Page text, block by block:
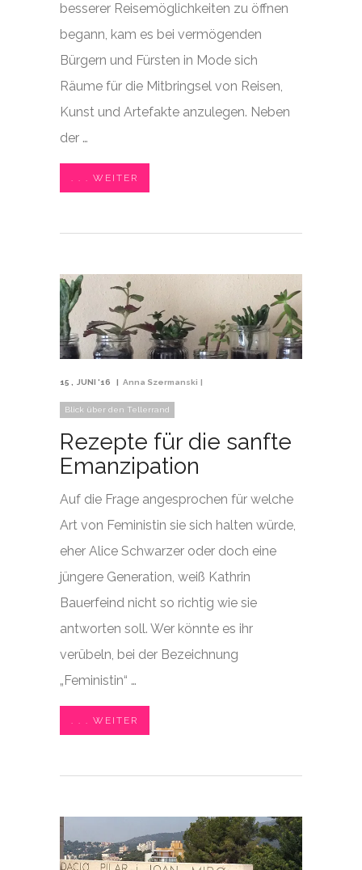
besserer Reisemöglichkeiten zu öffnen
begann, kam es bei vermögenden
Bürgern und Fürsten in Mode sich
Räume für die Mitbringsel von Reisen,
Kunst und Artefakte anzulegen. Neben
der …
. . . WEITER
15 JUNI '16 Anna Szermanski
Blick über den Tellerrand
Rezepte für die sanfte
Emanzipation
Auf die Frage angesprochen für welche
Art von Feministin sie sich halten würde,
eher Alice Schwarzer oder doch eine
jüngere Generation, weiß Kathrin
Bauerfeind nicht so richtig wie sie
antworten soll. Wer könnte es ihr
verübeln, bei der Bezeichnung
„Feministin“ …
. . . WEITER